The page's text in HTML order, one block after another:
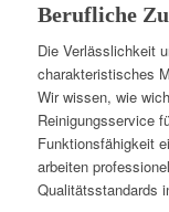
Berufliche
Die Verlässlichkeit
charakteristisches
Wir wissen, wie
Reinigungsservice
Funktionsfähigkeit
arbeiten
Qualitätsstandards